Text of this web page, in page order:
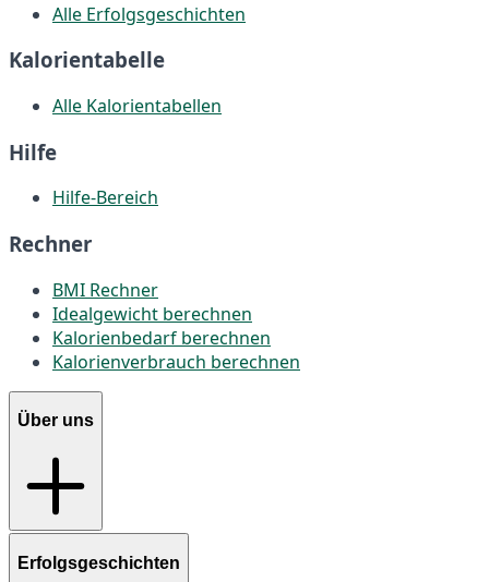
Alle Erfolgsgeschichten
Kalorientabelle
Alle Kalorientabellen
Hilfe
Hilfe-Bereich
Rechner
BMI Rechner
Idealgewicht berechnen
Kalorienbedarf berechnen
Kalorienverbrauch berechnen
Über uns
Erfolgsgeschichten